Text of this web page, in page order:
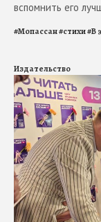
вспомнить его
#Мопассан#стихи#В
Издательство